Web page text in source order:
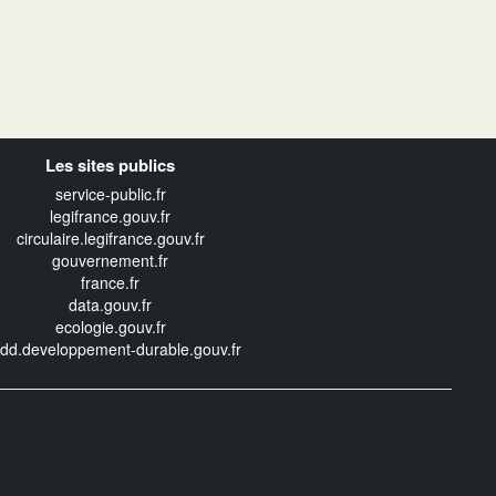
Les sites publics
service-public.fr
legifrance.gouv.fr
circulaire.legifrance.gouv.fr
gouvernement.fr
france.fr
data.gouv.fr
ecologie.gouv.fr
durable.gouv.fr